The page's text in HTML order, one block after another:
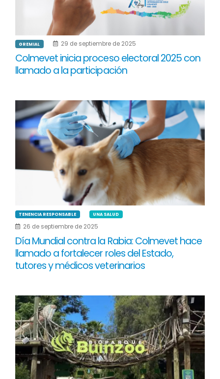
GREMIAL 29 de septiembre de 2025
Colmevet inicia proceso electoral 2025 con
llamado a la participación
TENENCIA RESPONSABLE UNA SALUD
26 de septiembre de 2025
Día Mundial contra la Rabia: Colmevet hace
llamado a fortalecer roles del Estado,
tutores y médicos veterinarios